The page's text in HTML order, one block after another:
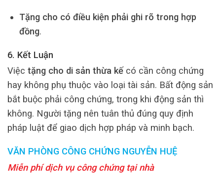
Tặng cho có điều kiện phải ghi rõ trong hợp
đồng.
6. Kết Luận
Việc tặng cho di sản thừa kế có cần công chứng
hay không phụ thuộc vào loại tài sản. Bất động sản
bắt buộc phải công chứng, trong khi động sản thì
không. Người tặng nên tuân thủ đúng quy định
pháp luật để giao dịch hợp pháp và minh bạch.
VĂN PHÒNG CÔNG CHỨNG NGUYỄN HUỆ
Miễn phí dịch vụ công chứng tại nhà